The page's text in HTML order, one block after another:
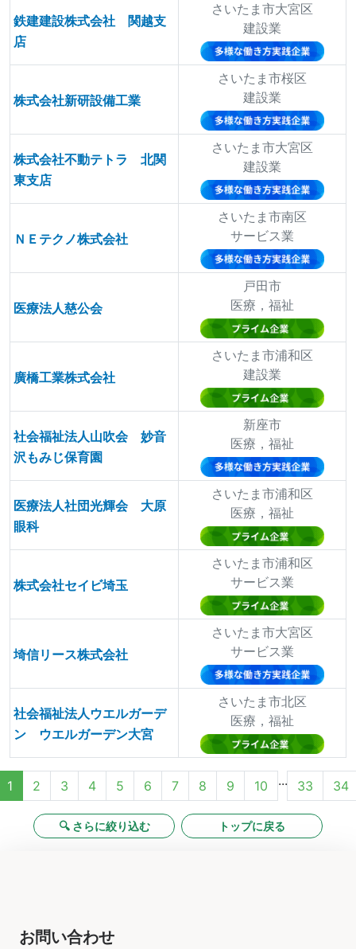
鉄建建設株式会社 関越支
店
さいたま市大宮区
建設業
株式会社新研設備工業
さいたま市桜区
建設業
株式会社不動テトラ 北関
東支店
さいたま市大宮区
建設業
ＮＥテクノ株式会社
さいたま市南区
サービス業
医療法人慈公会
戸田市
医療，福祉
廣橋工業株式会社
さいたま市浦和区
建設業
社会福祉法人山吹会 妙音
沢もみじ保育園
新座市
医療，福祉
医療法人社団光輝会 大原
眼科
さいたま市浦和区
医療，福祉
株式会社セイビ埼玉
さいたま市浦和区
サービス業
埼信リース株式会社
さいたま市大宮区
サービス業
社会福祉法人ウエルガーデ
ン ウエルガーデン大宮
さいたま市北区
医療，福祉
1 2 3 4 5 6 7 8 9 10 ... 33 34
🔍 さらに絞り込む トップに戻る
お問い合わせ